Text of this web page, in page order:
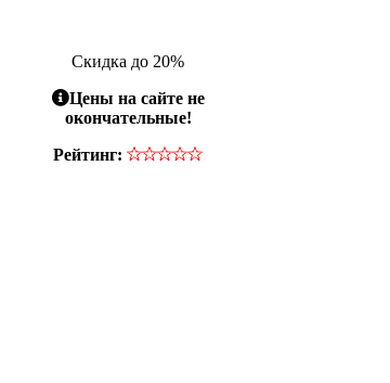
Скидка до 20%
Цены на сайте не
окончательные!
Рейтинг: